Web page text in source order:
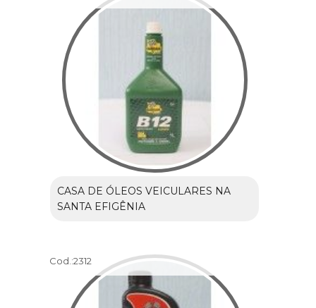
CASA DE ÓLEOS VEICULARES NA
SANTA EFIGÊNIA
Cod.:2312